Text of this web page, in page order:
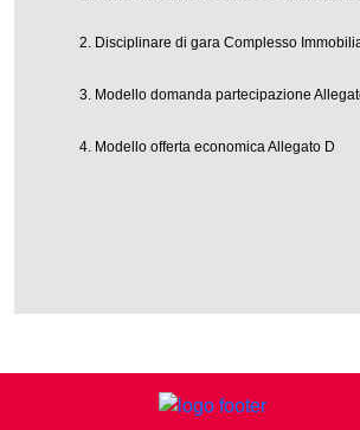
2. Disciplinare di gara Complesso
3. Modello domanda partecipazione
4. Modello offerta economica Allegato D